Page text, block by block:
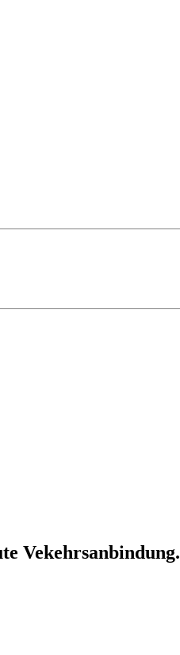
Vekehrsanbindung.